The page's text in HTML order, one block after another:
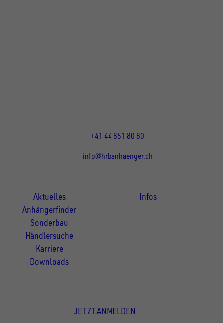
+41 44 851 80 80
info@hrbanhaenger.ch
Aktuelles
Anhängerfinder
Sonderbau
Händlersuche
Karriere
Downloads
Infos
JETZT ANMELDEN